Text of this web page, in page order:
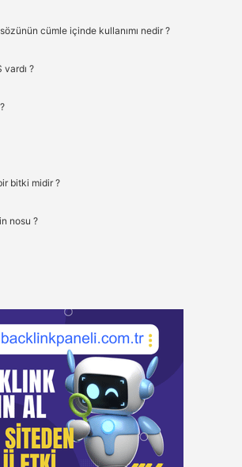
cümle içinde kullanımı nedir ?
vardı ?
bitki midir ?
nosu ?